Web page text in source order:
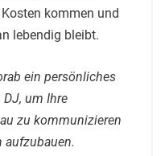
kommen und
lebendig bleibt.
ein persönliches
um Ihre
zu kommunizieren
aufzubauen.